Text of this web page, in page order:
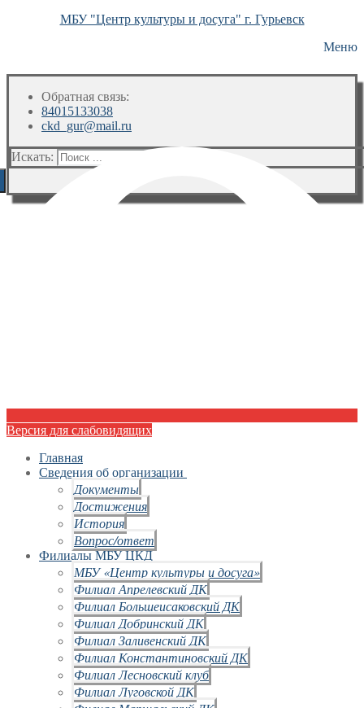
МБУ "Центр культуры и досуга" г. Гурьевск
Меню
Обратная связь:
84015133038
ckd_gur@mail.ru
Искать:
Версия для слабовидящих
Главная
Сведения об организации
Документы
Достижения
История
Вопрос/ответ
Филиалы МБУ ЦКД
МБУ «Центр культуры и досуга»
Филиал Апрелевский ДК
Филиал Большеисаковский ДК
Филиал Добринский ДК
Филиал Заливенский ДК
Филиал Константиновский ДК
Филиал Лесновский клуб
Филиал Луговской ДК